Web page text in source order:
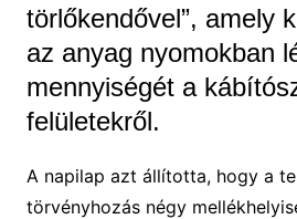
törlőkendővel”, amely
az anyag nyomokban
mennyiségét a
felületekről.
A napilap azt állította, hogy a
törvényhozás négy